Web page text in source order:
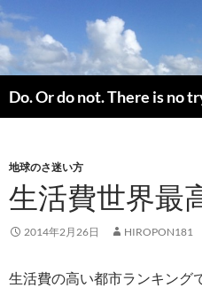
コ
ン
テ
ン
ツ
へ
キ
プ
Do. Or do not. There is no
索
地球のさ迷い方
生活費世界最
2014年2月26日 HIROPON181
生活費の高い都市ランキング